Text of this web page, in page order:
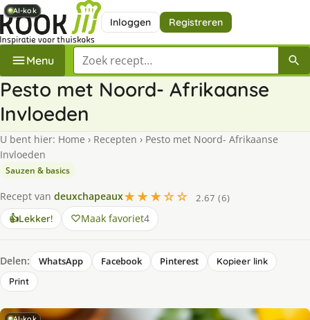
Inloggen Registreren
Menu Zoek een recept
Pesto met Noord- Afrikaanse
Invloeden
U bent hier: Home › Recepten › Pesto met Noord- Afrikaanse
Invloeden
Sauzen & basics
Recept van deuxchapeaux★★★☆☆
2.67 (6)
👍Lekker! Maak favoriet4
Delen: WhatsApp Facebook Pinterest
Kopieer link
Print
AI-kok
AI-kok
AI-kok
AI-kok
AI-kok